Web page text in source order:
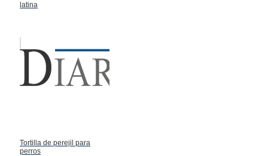
latina
Tortilla de perejil para
perros